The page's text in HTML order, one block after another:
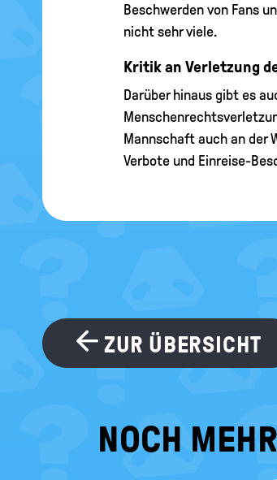
Beschwerden von Fans
nicht sehr viele.
Kritik an Verletzung
Darüber hinaus gibt es
Mannschaft auch an der
Verbote und Einreise-
ZUR ÜBERSICHT
NOCH